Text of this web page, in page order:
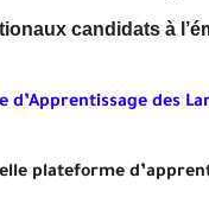
candidats à
d’Apprentissage des
plateforme